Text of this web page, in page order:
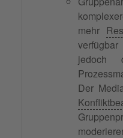
mehr
jedoch
Der